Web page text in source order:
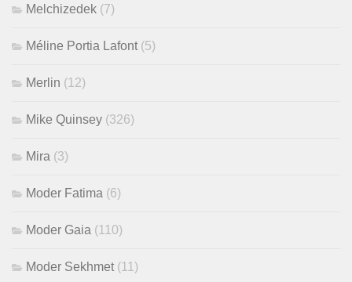
Melchizedek (7)
Méline Portia Lafont (5)
Merlin (12)
Mike Quinsey (326)
Mira (3)
Moder Fatima (6)
Moder Gaia (110)
Moder Sekhmet (11)